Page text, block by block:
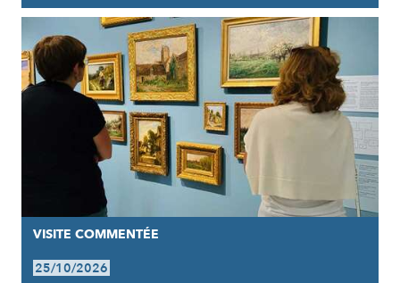
VISITE COMMENTÉE
25/10/2026